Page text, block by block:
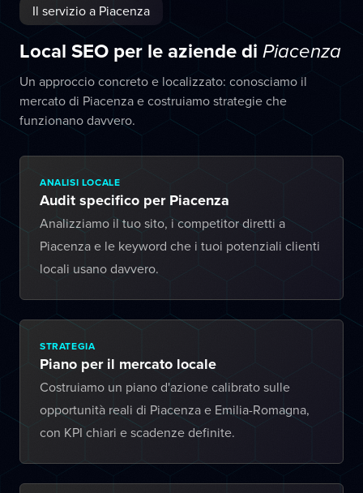
Il servizio a Piacenza
Local SEO per le aziende di Piacenza
Un approccio concreto e localizzato: conosciamo il
mercato di Piacenza e costruiamo strategie che
funzionano davvero.
ANALISI LOCALE
Audit specifico per Piacenza
Analizziamo il tuo sito, i competitor diretti a
Piacenza e le keyword che i tuoi potenziali clienti
locali usano davvero.
STRATEGIA
Piano per il mercato locale
Costruiamo un piano d'azione calibrato sulle
opportunità reali di Piacenza e Emilia-Romagna,
con KPI chiari e scadenze definite.